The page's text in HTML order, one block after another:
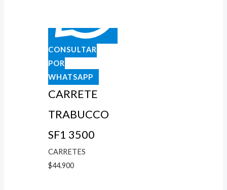
CONSULTAR
POR
WHATSAPP
CARRETE
TRABUCCO
SF1 3500
CARRETES
$44.900